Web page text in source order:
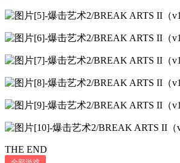
THE END